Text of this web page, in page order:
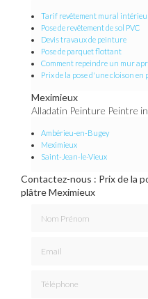
Tarif revêtement mural
Pose de revêtement de sol PVC
Devis travaux de peinture
Pose de parquet flottant
Comment repeindre un mur
Prix de la pose d'une cloison en
Meximieux
Alladatin Peinture Peintre
Ambérieu-en-Bugey
Meximieux
Saint-Jean-le-Vieux
Contactez-nous : Prix de la
plâtre Meximieux